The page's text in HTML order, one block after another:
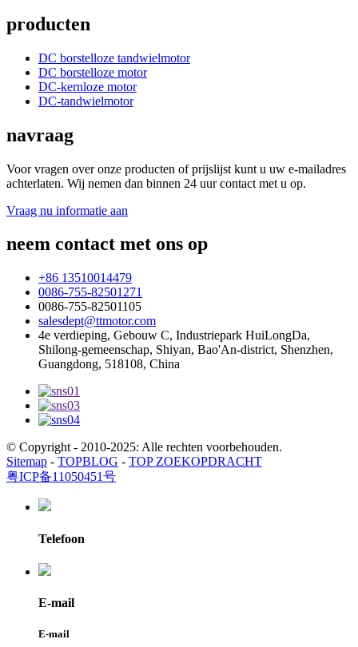
producten
DC borstelloze tandwielmotor
DC borstelloze motor
DC-kernloze motor
DC-tandwielmotor
navraag
Voor vragen over onze producten of prijslijst kunt u uw e-mailadres
achterlaten. Wij nemen dan binnen 24 uur contact met u op.
Vraag nu informatie aan
neem contact met ons op
+86 13510014479
0086-755-82501271
0086-755-82501105
salesdept@ttmotor.com
4e verdieping, Gebouw C, Industriepark HuiLongDa,
Shilong-gemeenschap, Shiyan, Bao'An-district, Shenzhen,
Guangdong, 518108, China
© Copyright - 2010-2025: Alle rechten voorbehouden.
Sitemap - TOPBLOG - TOP ZOEKOPDRACHT
粤ICP备11050451号
Telefoon
E-mail
E-mail